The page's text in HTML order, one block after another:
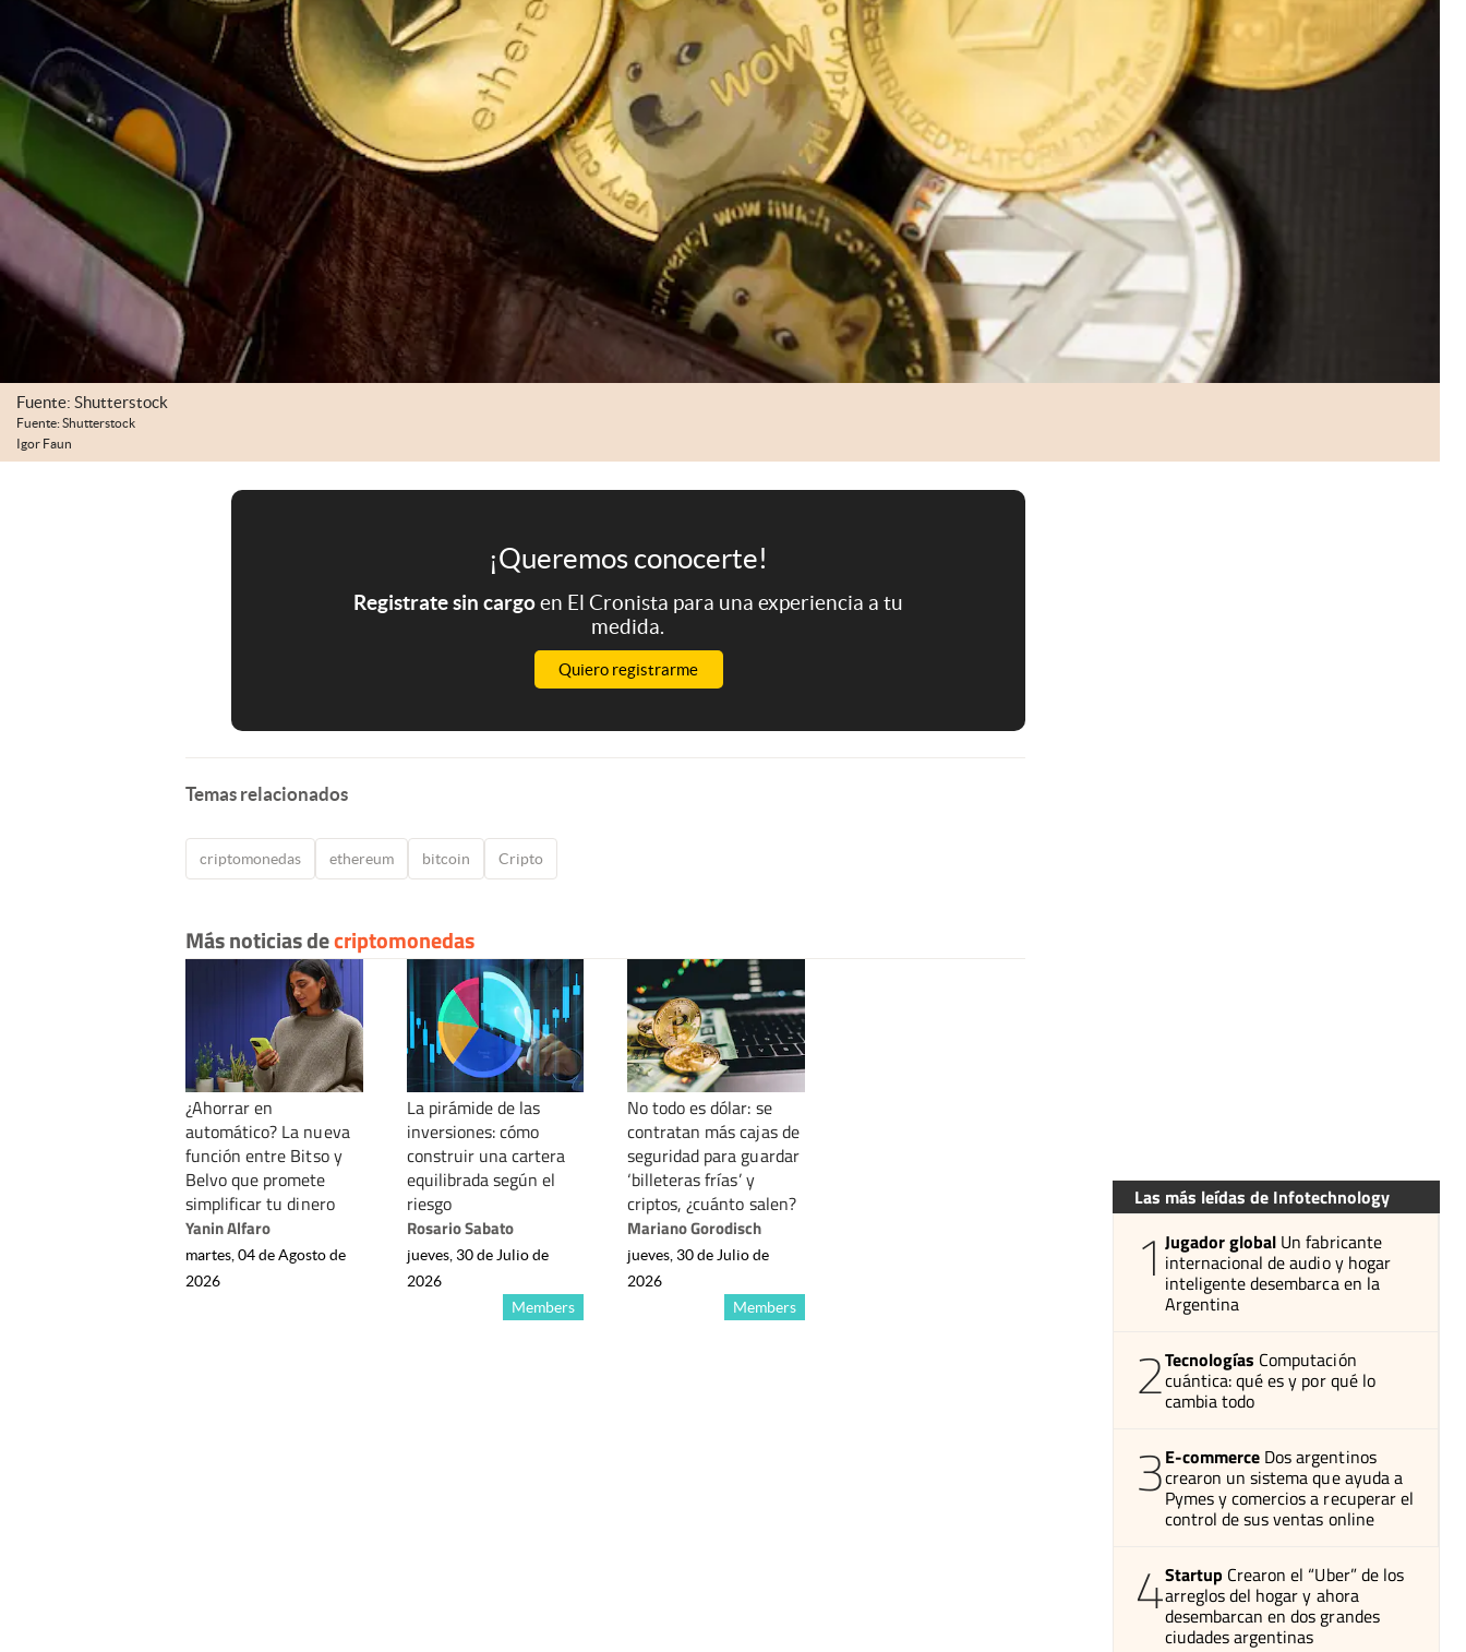
Fuente: Shutterstock
Fuente: Shutterstock
Igor Faun
¡Queremos conocerte!
Registrate sin cargoen El Cronista para una experiencia a tu
medida.
Quiero registrarme
Temas relacionados
criptomonedas ethereum bitcoin Cripto
Más noticias decriptomonedas
¿Ahorrar en
automático? La nueva
función entre Bitso y
Belvo que promete
simplificar tu dinero
Yanin Alfaro
martes, 04 de Agosto de
2026
La pirámide de las
inversiones: cómo
construir una cartera
equilibrada según el
riesgo
Rosario Sabato
Members
jueves, 30 de Julio de
2026
No todo es dólar: se
contratan más cajas de
seguridad para guardar
‘billeteras frías’ y
criptos, ¿cuánto salen?
Mariano Gorodisch
Members
jueves, 30 de Julio de
2026
Las más leídas de Infotechnology
1 Jugador global Un fabricante
internacional de audio y hogar
inteligente desembarca en la
Argentina
2Tecnologías Computación
cuántica: qué es y por qué lo
cambia todo
3E-commerce Dos argentinos
crearon un sistema que ayuda a
Pymes y comercios a recuperar el
control de sus ventas online
4Startup Crearon el “Uber” de los
arreglos del hogar y ahora
desembarcan en dos grandes
ciudades argentinas